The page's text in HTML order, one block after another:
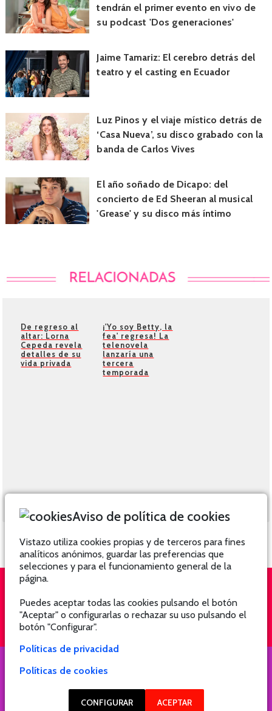
tendrán el primer evento en vivo de
su podcast 'Dos generaciones'
Jaime Tamariz: El cerebro detrás del
teatro y el casting en Ecuador
Luz Pinos y el viaje místico detrás de
‘Casa Nueva’, su disco grabado con la
banda de Carlos Vives
El año soñado de Dicapo: del
concierto de Ed Sheeran al musical
'Grease' y su disco más íntimo
De regreso al
altar: Lorna
Cepeda revela
detalles de su
vida privada
¡'Yo soy Betty, la
fea' regresa! La
telenovela
lanzaría una
tercera
temporada
QUIÉNES SOMOS SUSCRÍBETE
Aviso de política de cookies
Vistazo utiliza cookies propias y de terceros para fines
analíticos anónimos, guardar las preferencias que
selecciones y para el funcionamiento general de la
página.
Puedes aceptar todas las cookies pulsando el botón
"Aceptar" o configurarlas o rechazar su uso pulsando el
botón "Configurar".
Políticas de privacidad
Políticas de cookies
CONFIGURAR ACEPTAR